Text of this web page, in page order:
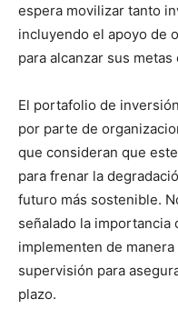
espera movilizar tanto
incluyendo el apoyo de
para alcanzar sus metas
El portafolio de
por parte de
que consideran que
para frenar la
futuro más sostenible.
señalado la importancia
implementen de
supervisión para
plazo.